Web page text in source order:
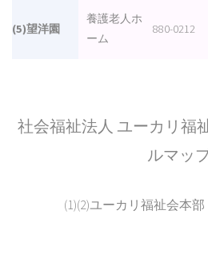
(5)望洋園
養護老人ホ
ーム
880-0212
社会福祉法人 ユーカリ福
ルマッ
(1)(2)ユーカリ福祉会本